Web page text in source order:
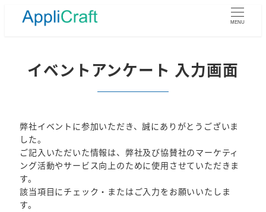
MENU
イベントアンケート 入力画面
弊社イベントに参加いただき、誠にありがとうございま
した。
ご記入いただいた情報は、弊社及び協賛社のマーケティ
ング活動やサービス向上のために使用させていただきま
す。
該当項目にチェック・またはご入力をお願いいたしま
す。